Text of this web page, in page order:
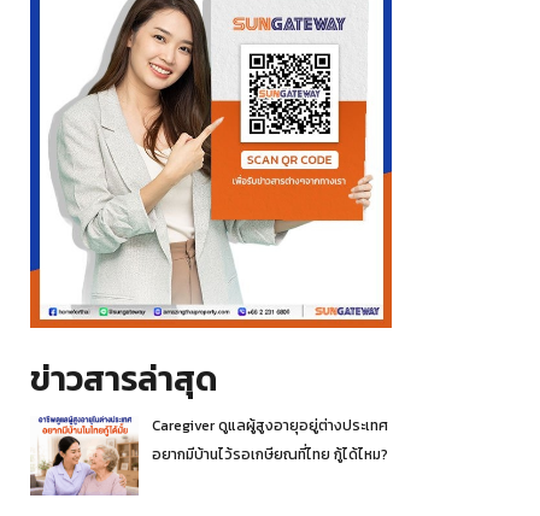
ข่าวสารล่าสุด
Caregiver ดูแลผู้สูงอายุอยู่ต่างประเทศ
อยากมีบ้านไว้รอเกษียณที่ไทย กู้ได้ไหม?